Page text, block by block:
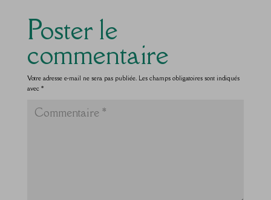
Poster le
commentaire
Votre adresse e-mail ne sera pas publiée. Les champs obligatoires sont indiqués
avec *